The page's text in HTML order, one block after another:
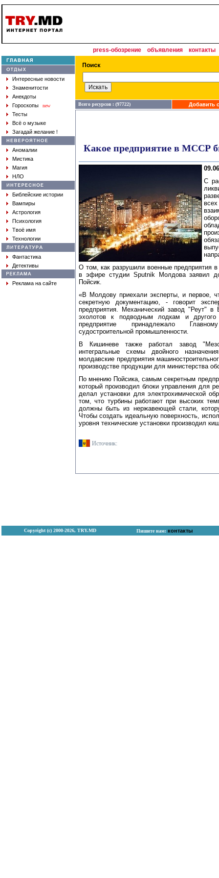
press-обозрение объявления контакты
Интересные новости
Знаменитости
Анекдоты
Гороскопы
new
Тесты
Всё о музыке
Загадай желание !
Аномалии
Мистика
Магия
НЛО
Библейские истории
Вампиры
Астрология
Психология
Твоё имя
Технологии
Фантастика
Детективы
Реклама на сайте
Всего ресурсов : (97722) Добавить
Какое предприятие в МССР
С
О том, как разрушили военные предприятия
в эфире студии Sputnik Молдова заявил
Пойсик.
«В Молдову приехали эксперты, и первое,
секретную документацию, - говорит
предприятия. Механический завод "Реут" в
эхолотов к подводным лодкам и другого
предприятие принадлежало
судостроительной промышленности.
В Кишиневе также работал завод
интегральные схемы двойного
молдавские предприятия
производстве продукции для министерства
По мнению Пойсика, самым секретным
который производил блоки управления для
делал установки для электрохимической
том, что турбины работают при высоких
должны быть из нержавеющей стали,
Чтобы создать идеальную поверхность,
уровня технические установки производил
Источник:
Copyright (с) 2000-2026, TRY.MD Пишите нам: контакты